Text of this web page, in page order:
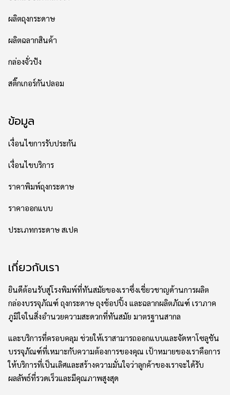
ผลิตถุงกระดาษ
ผลิตฉลากสินค้า
กล่องจั่วปัง
สติ๊กเกอร์กันปลอม
ข้อมูล
เงื่อนไขการรับประกัน
เงื่อนไขบริการ
ราคาพิมพ์ถุงกระดาษ
ราคาออกแบบ
ประเภทกระดาษ สเปค
เกี่ยวกับเรา
ยินดีต้อนรับสู่โรงพิมพ์ที่ทันสมัยของเราซึ่งเชี่ยวชาญด้านการผลิต
กล่องบรรจุภัณฑ์ ถุงกระดาษ ถุงช้อปปิ้ง และฉลากผลิตภัณฑ์ เราภาค
ภูมิใจในสิ่งอำนวยความสะดวกที่ทันสมัย มาตรฐานสากล
และบริการที่ครอบคลุม ช่วยให้เราสามารถออกแบบและจัดหาโซลูชัน
บรรจุภัณฑ์ที่เหมาะกับความต้องการของคุณ เป้าหมายของเราคือการ
ให้บริการที่เป็นเลิศและสร้างความมั่นใจว่าลูกค้าของเราจะได้รับ
ผลลัพธ์ที่รวดเร็วและมีคุณภาพสูงสุด